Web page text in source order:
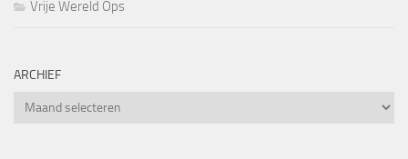
Vrije Wereld Ops
ARCHIEF
Archief